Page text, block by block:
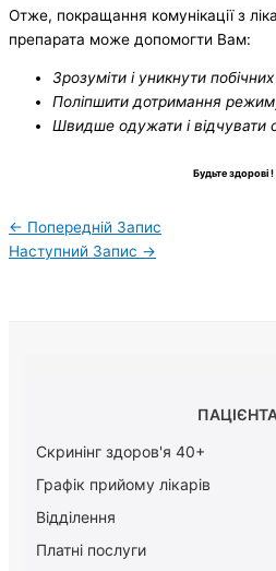
Отже, покращання комунікації з
препарата може допомогти Вам:
Зрозуміти і уникнути
Поліпшити дотримання
Швидше одужати і відчувати
Будьте здоровi !
← Попередній Запис
Наступний Запис →
Скринінг здоров'я 40+
Графік прийому лікарів
Відділення
Платні послуги